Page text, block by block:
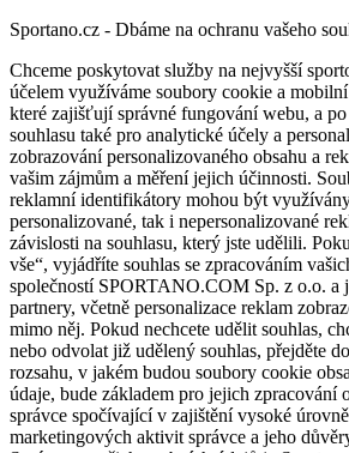
Sportano.cz - Dbáme na ochranu vašeho
Chceme poskytovat služby na nejvyšší
účelem využíváme soubory cookie a
které zajišťují správné fungování webu, a
souhlasu také pro analytické účely a
zobrazování personalizovaného obsahu a
vašim zájmům a měření jejich účinnosti.
reklamní identifikátory mohou být
personalizované, tak i nepersonalizované
závislosti na souhlasu, který jste udělili.
vše“, vyjádříte souhlas se zpracováním
společností SPORTANO.COM Sp. z o.o. a
partnery, včetně personalizace reklam
mimo něj. Pokud nechcete udělit souhlas,
nebo odvolat již udělený souhlas, přejděte
rozsahu, v jakém budou soubory cookie
údaje, bude základem pro jejich zpracování
správce spočívající v zajištění vysoké
marketingových aktivit správce a jeho